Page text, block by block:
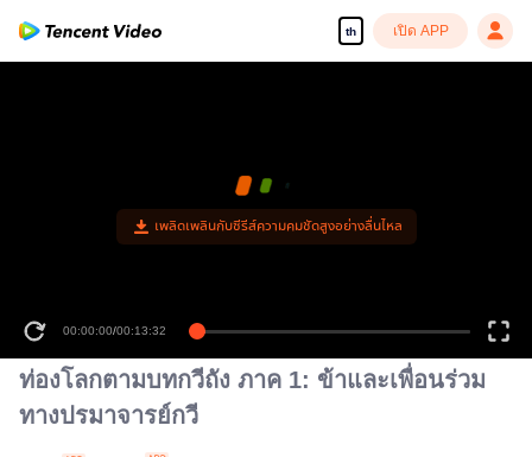
th เปิด APP
เพลิดเพลินกับซีรีส์ความคมชัดสูงอย่างลื่นไหล
00:00:00/00:13:32
ท่องโลกตามบทกวีถัง ภาค 1: ข้าและเพื่อนร่วม
ทางปรมาจารย์กวี